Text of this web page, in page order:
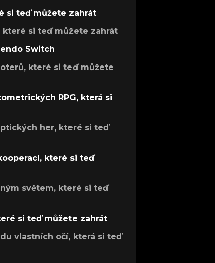
si teď můžete zahrát
které si teď můžete zahrát
Switch
které si teď můžete
RPG, která si
her, které si teď
které si teď
světem, které si teď
si teď můžete zahrát
vlastních očí, která si teď